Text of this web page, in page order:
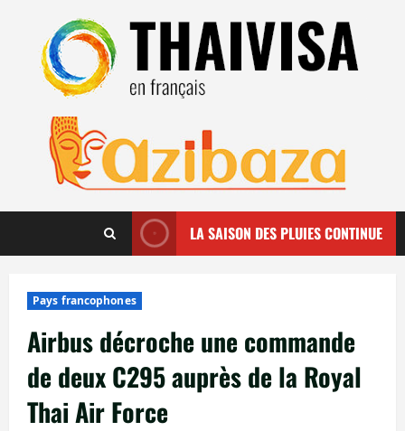
contenu
LA SAISON DES PLUIES CONTINUE
Pays francophones
Airbus décroche une commande
de deux C295 auprès de la Royal
Thai Air Force